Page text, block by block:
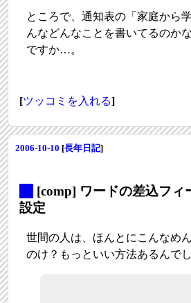
ところで、通知表の「家庭から
んなどんなことを書いてるのか
ですか…。
[ツッコミを入れる]
2006-10-10 [長年日記]
[comp] ワードの差込フィ
設定
世間の人は、ほんとにこんなめ
のけ？もっといい方法あるんで